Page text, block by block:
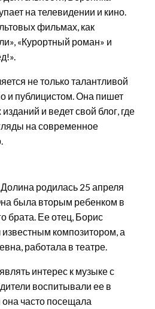
на телевидении и кино.
фильмах, как
«Курортный роман» и
не только талантливой
и публицистом. Она пишет
и ведет свой блог, где
на современное
родилась 25 апреля
была вторым ребенком в
брата. Ее отец, Борис
композитором, а
работала в театре.
интерес к музыке с
воспитывали ее в
часто посещала